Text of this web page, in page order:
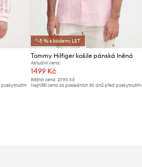
poskytnutím
*-5 % s kódem: LST
Tommy Hilfiger košile pánská lněná
Aktuální cena:
1499 Kč
Běžná cena:2790 Kč
Nejnižší cena za posledních 30 dnů před poskytnutím